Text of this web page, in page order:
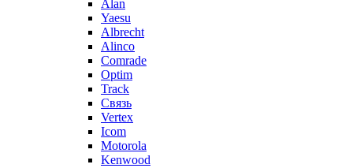
Alan
Yaesu
Albrecht
Alinco
Comrade
Optim
Track
Связь
Vertex
Icom
Motorola
Kenwood